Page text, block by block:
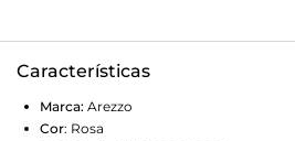
Características
Marca: Arezzo
Cor: Rosa